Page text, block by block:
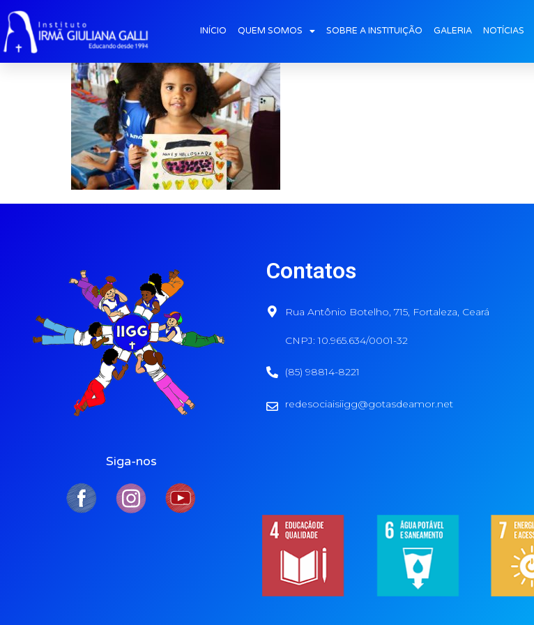
INÍCIO QUEM SOMOS SOBRE A INSTITUIÇÃO GALERIA NOTÍCIAS
galeria-ritmo (17)
Siga-nos
Contatos
Rua Antônio Botelho, 715, Fortaleza, Ceará
CNPJ: 10.965.634/0001-32
(85) 98814-8221
redesociaisiigg@gotasdeamor.net